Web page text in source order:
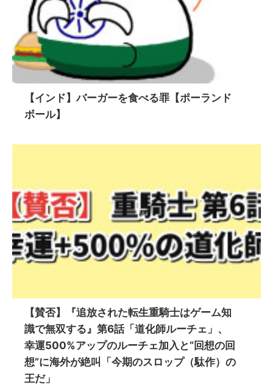
【インド】バーガーを食べる罪【ポーランド
ボール】
【賛否】『追放された転生重騎士はゲーム知
識で無双する』第6話「道化師ルーチェ」、
幸運500%アップのルーチェ加入と“回想の回
想”に海外が絶叫「今期のスロップ（駄作）の
王だ」